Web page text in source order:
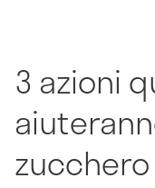
3 azioni